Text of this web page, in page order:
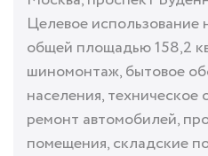
Целевое
общей площадью 158,2
шиномонтаж, бытовое
населения, техническое
ремонт автомобилей,
помещения, складские